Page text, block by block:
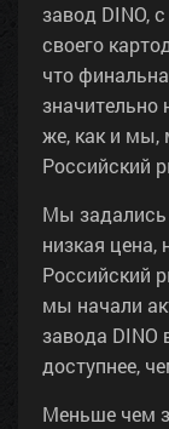
завод DINO,
своего
что
значительно
же, как и мы,
Российский
Мы задались
низкая цена,
Российский
мы начали
завода
доступнее,
Меньше чем